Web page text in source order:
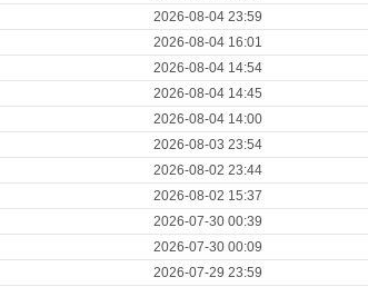
2026-08-04 23:59
2026-08-04 16:01
2026-08-04 14:54
2026-08-04 14:45
2026-08-04 14:00
2026-08-03 23:54
2026-08-02 23:44
2026-08-02 15:37
2026-07-30 00:39
2026-07-30 00:09
2026-07-29 23:59